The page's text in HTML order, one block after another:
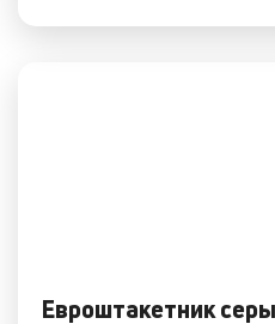
Евроштакетник